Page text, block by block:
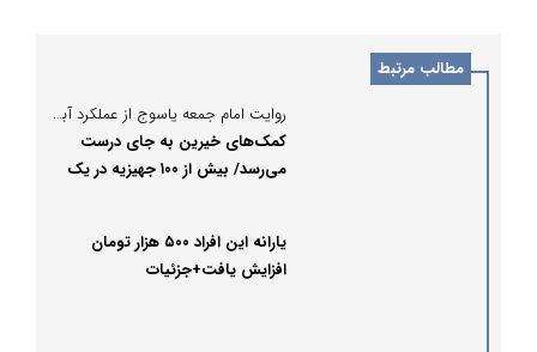
مطالب مرتبط
روایت امام جمعه یاسوج از عملکرد آبشار عاطفه‌ها؛
کمک‌های خیرین به جای درست
می‌رسد/ بیش از ۱۰۰ جهیزیه در یک
یارانه این افراد ۵۰۰ هزار تومان
افزایش یافت+جزئیات